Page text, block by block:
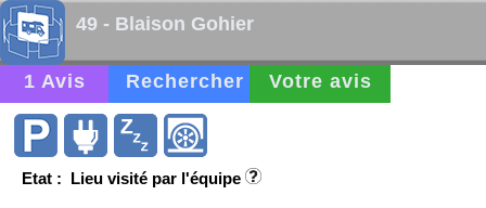
49 - Blaison Gohier
1 Avis Rechercher Votre avis
Etat : Lieu visité par l'équipe